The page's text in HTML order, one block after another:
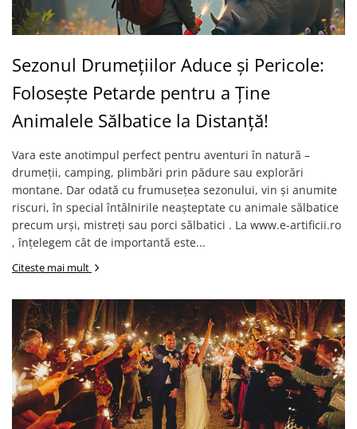
Sezonul Drumețiilor Aduce și Pericole:
Folosește Petarde pentru a Ține
Animalele Sălbatice la Distanță!
Vara este anotimpul perfect pentru aventuri în natură –
drumeții, camping, plimbări prin pădure sau explorări
montane. Dar odată cu frumusețea sezonului, vin și anumite
riscuri, în special întâlnirile neașteptate cu animale sălbatice
precum urși, mistreți sau porci sălbatici . La www.e-artificii.ro
, înțelegem cât de importantă este...
Citeste mai mult